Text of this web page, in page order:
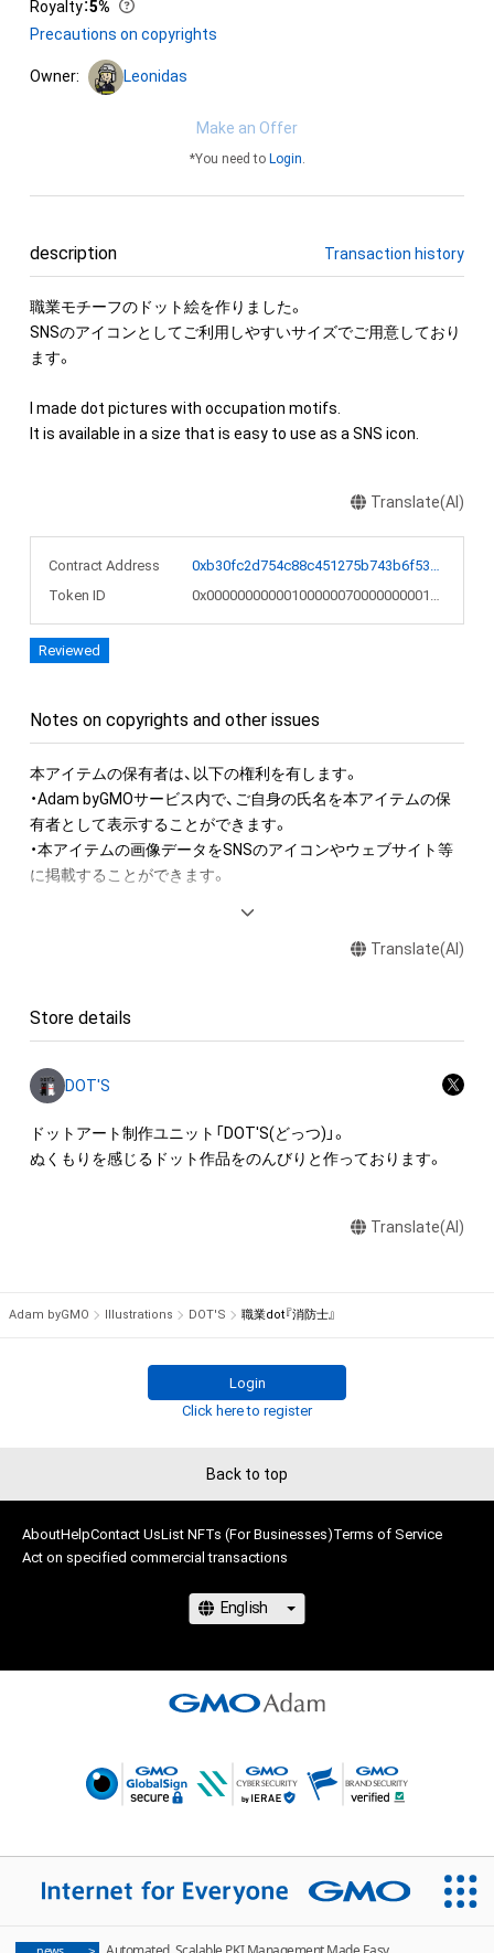
Royalty：5%
Precautions on copyrights
Owner: Leonidas
Make an Offer
*You need to Login.
description Transaction history
職業モチーフのドット絵を作りました。
SNSのアイコンとしてご利用しやすいサイズでご用意しており
ます。
I made dot pictures with occupation motifs.
It is available in a size that is easy to use as a SNS icon.
Translate(AI)
Contract Address
0xb30fc2d754c88c451275b743b6f530f19f643683
Token ID
0x000000000001000000700000000017dd
Reviewed
Notes on copyrights and other issues
本アイテムの保有者は、以下の権利を有します。
・Adam byGMOサービス内で、ご自身の氏名を本アイテムの保
有者として表示することができます。
・本アイテムの画像データをSNSのアイコンやウェブサイト等
に掲載することができます。
・本アイテムに関する創作物(画像および映像、音楽、商標または
産権(それらの権利を取得し、又はそれらの権利につき登録等を
成者または第三者のライセンス保有者によって保護されていま
す。そのため、本アイテムを保有していたとしても、本アイテム
に関する創作物にかかる知的財産権を有することを意味しませ
ん。
の範囲を超えた行為、知的財産権を侵害するおそれのある行為
ん。
適切であると判断した場合、利用をお断りさせていただきま
因で発生したものであっても、本アイテムの作成者または第三
負わないものとします。
Translate(AI)
Store details
DOT'S
ドットアート制作ユニット「DOT'S(どっつ)」。
ぬくもりを感じるドット作品をのんびりと作っております。
Translate(AI)
Adam byGMO Illustrations DOT'S 職業dot『消防士』
Login
Click here to register
Back to top
AboutHelpContact UsList NFTs (For Businesses)Terms of Service
Act on specified commercial transactions